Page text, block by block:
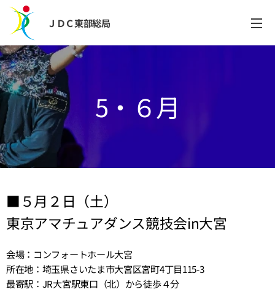
ＪＤＣ東部総局
5・６月
■５月２日（土）
東京アマチュアダンス競技会in大宮
会場：コンフォートホール大宮
所在地：埼玉県さいたま市大宮区宮町4丁目115-3
最寄駅：JR大宮駅東口（北）から徒歩４分